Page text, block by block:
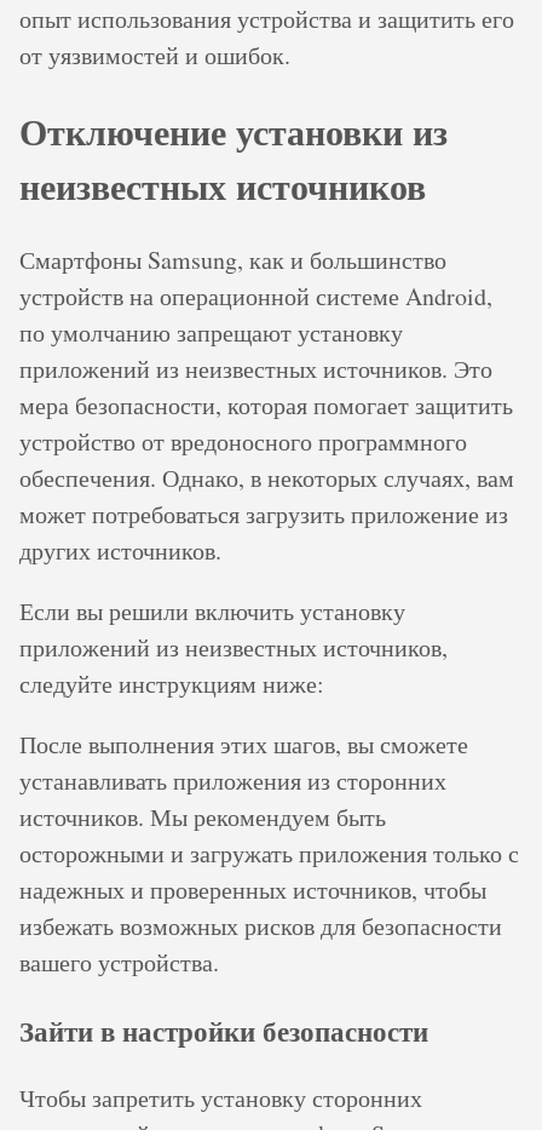
опыт использования устройства и защитить его
от уязвимостей и ошибок.
Отключение установки из
неизвестных источников
Смартфоны Samsung, как и большинство
устройств на операционной системе Android,
по умолчанию запрещают установку
приложений из неизвестных источников. Это
мера безопасности, которая помогает защитить
устройство от вредоносного программного
обеспечения. Однако, в некоторых случаях, вам
может потребоваться загрузить приложение из
других источников.
Если вы решили включить установку
приложений из неизвестных источников,
следуйте инструкциям ниже:
После выполнения этих шагов, вы сможете
устанавливать приложения из сторонних
источников. Мы рекомендуем быть
осторожными и загружать приложения только с
надежных и проверенных источников, чтобы
избежать возможных рисков для безопасности
вашего устройства.
Зайти в настройки безопасности
Чтобы запретить установку сторонних